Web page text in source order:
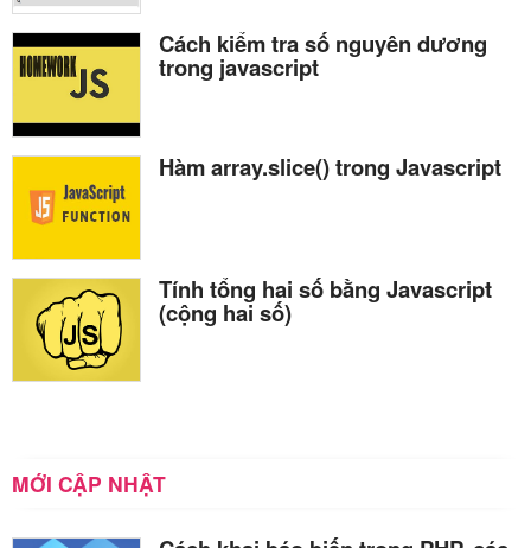
Cách kiểm tra số nguyên dương
trong javascript
Hàm array.slice() trong Javascript
Tính tổng hai số bằng Javascript
(cộng hai số)
MỚI CẬP NHẬT